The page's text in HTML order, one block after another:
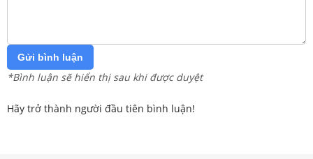
Gửi bình luận
*Bình luận sẽ hiển thị sau khi được duyệt
Hãy trở thành người đầu tiên bình luận!